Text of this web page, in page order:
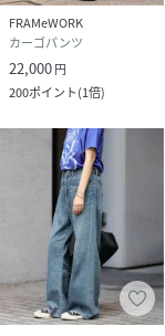
原産国
素材
サイズ
クリーニング
品番
FRAMeWORK
カーゴパンツ
22,000円
200ポイント(1倍)